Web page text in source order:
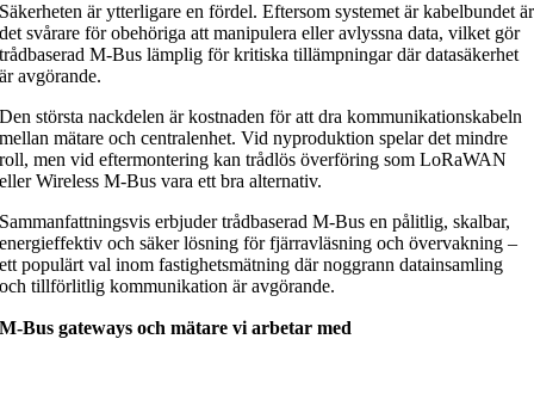
Säkerheten är ytterligare en fördel. Eftersom systemet är kabelbundet är
det svårare för obehöriga att manipulera eller avlyssna data, vilket gör
trådbaserad M-Bus lämplig för kritiska tillämpningar där datasäkerhet
är avgörande.
Den största nackdelen är kostnaden för att dra kommunikationskabeln
mellan mätare och centralenhet. Vid nyproduktion spelar det mindre
roll, men vid eftermontering kan trådlös överföring som LoRaWAN
eller Wireless M-Bus vara ett bra alternativ.
Sammanfattningsvis erbjuder trådbaserad M-Bus en pålitlig, skalbar,
energieffektiv och säker lösning för fjärravläsning och övervakning –
ett populärt val inom fastighetsmätning där noggrann datainsamling
och tillförlitlig kommunikation är avgörande.
M-Bus gateways och mätare vi arbetar med